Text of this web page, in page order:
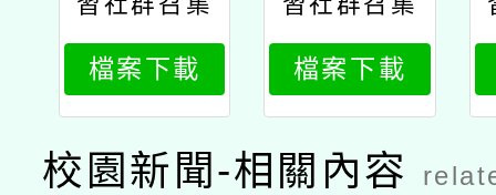
人講師增能
培訓課程02
檔案下載
人講師增能
培訓課程01
檔案下載
校園新聞-相關內容